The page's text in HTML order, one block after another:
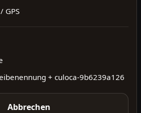
GPS
+ culoca-9b6239a126
Abbrechen